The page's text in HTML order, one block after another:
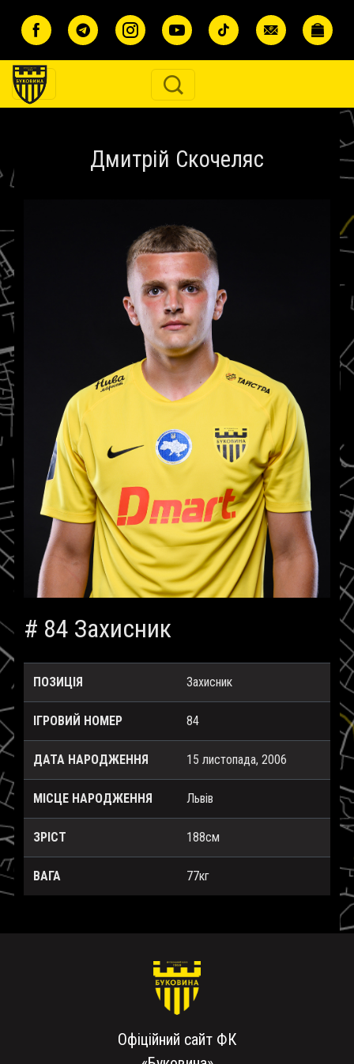
Дмитрій Скочеляс
# 84 Захисник
ПОЗИЦІЯ Захисник
ІГРОВИЙ НОМЕР 84
ДАТА НАРОДЖЕННЯ 15 листопада, 2006
МІСЦЕ НАРОДЖЕННЯ Львів
ЗРІСТ 188см
ВАГА 77кг
Офіційний сайт ФК